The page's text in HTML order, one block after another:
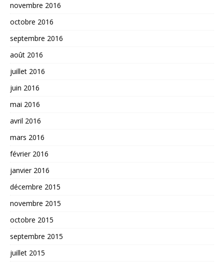
novembre 2016
octobre 2016
septembre 2016
août 2016
juillet 2016
juin 2016
mai 2016
avril 2016
mars 2016
février 2016
janvier 2016
décembre 2015
novembre 2015
octobre 2015
septembre 2015
juillet 2015